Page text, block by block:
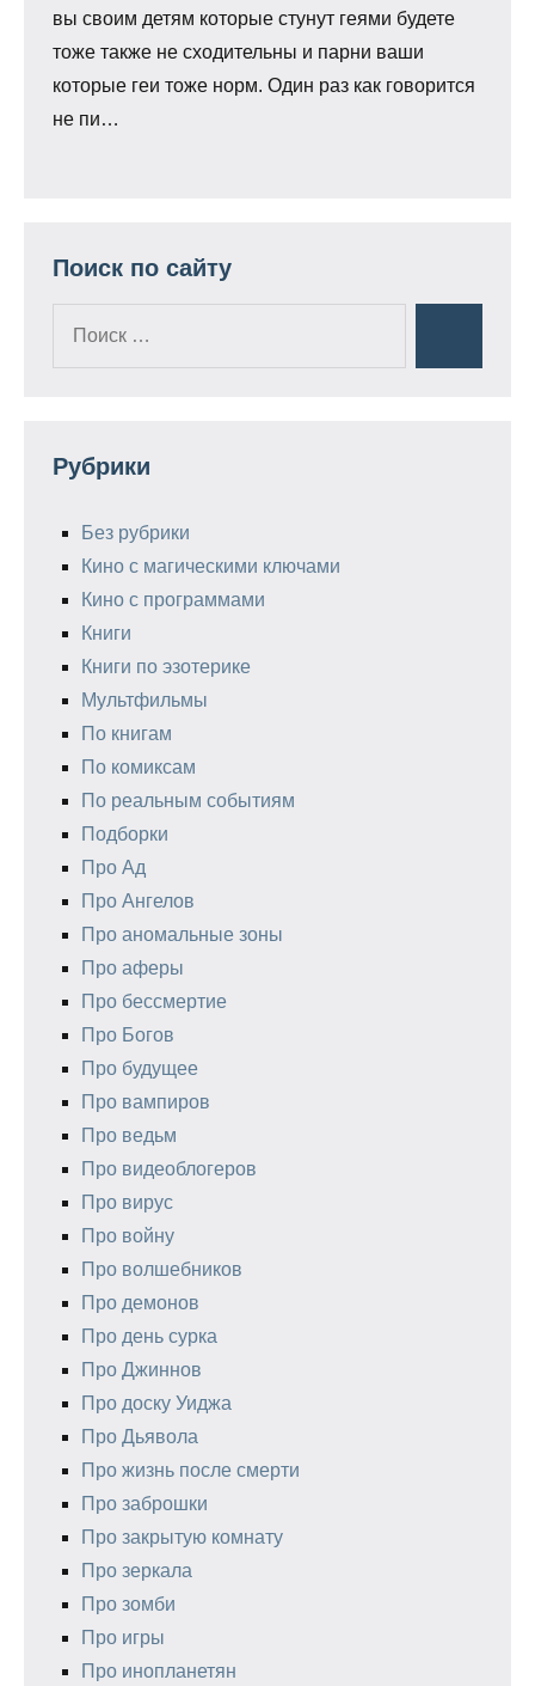
вы своим детям которые стунут геями будете
тоже также не сходительны и парни ваши
которые геи тоже норм. Один раз как говорится
не пи…
Поиск по сайту
Рубрики
Без рубрики
Кино с магическими ключами
Кино с программами
Книги
Книги по эзотерике
Мультфильмы
По книгам
По комиксам
По реальным событиям
Подборки
Про Ад
Про Ангелов
Про аномальные зоны
Про аферы
Про бессмертие
Про Богов
Про будущее
Про вампиров
Про ведьм
Про видеоблогеров
Про вирус
Про войну
Про волшебников
Про демонов
Про день сурка
Про Джиннов
Про доску Уиджа
Про Дьявола
Про жизнь после смерти
Про заброшки
Про закрытую комнату
Про зеркала
Про зомби
Про игры
Про инопланетян